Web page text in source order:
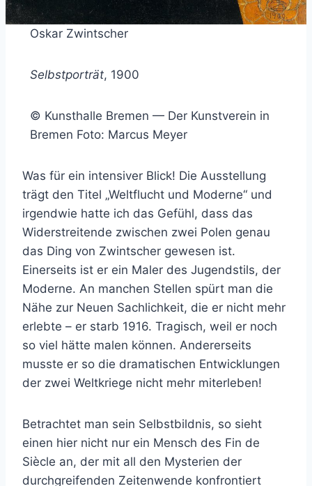
Oskar Zwintscher
Selbstporträt, 1900
© Kunsthalle Bremen — Der Kunstverein in
Bremen Foto: Marcus Meyer
Was für ein intensiver Blick! Die Ausstellung
trägt den Titel „Weltflucht und Moderne“ und
irgendwie hatte ich das Gefühl, dass das
Widerstreitende zwischen zwei Polen genau
das Ding von Zwintscher gewesen ist.
Einerseits ist er ein Maler des Jugendstils, der
Moderne. An manchen Stellen spürt man die
Nähe zur Neuen Sachlichkeit, die er nicht mehr
erlebte – er starb 1916. Tragisch, weil er noch
so viel hätte malen können. Andererseits
musste er so die dramatischen Entwicklungen
der zwei Weltkriege nicht mehr miterleben!
Betrachtet man sein Selbstbildnis, so sieht
einen hier nicht nur ein Mensch des Fin de
Siècle an, der mit all den Mysterien der
durchgreifenden Zeitenwende konfrontiert